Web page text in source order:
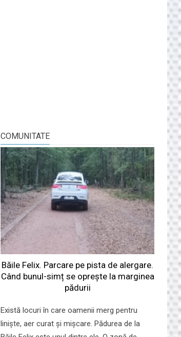
COMUNITATE
Băile Felix. Parcare pe pista de alergare.
Când bunul-simț se oprește la marginea
pădurii
Există locuri în care oamenii merg pentru
liniște, aer curat și mișcare. Pădurea de la